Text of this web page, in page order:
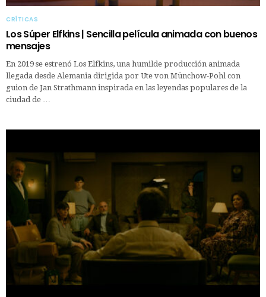
CRÍTICAS
Los Súper Elfkins | Sencilla película animada con buenos
mensajes
En 2019 se estrenó Los Elfkins, una humilde producción animada
llegada desde Alemania dirigida por Ute von Münchow-Pohl con
guion de Jan Strathmann inspirada en las leyendas populares de la
ciudad de …